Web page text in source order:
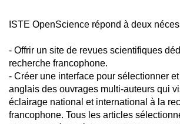
ISTE OpenScience répond à deux
- Offrir un site de revues scientifiques
recherche francophone.
- Créer une interface pour sélectionner
anglais des ouvrages multi-auteurs qui
éclairage national et international à la
francophone. Tous les articles